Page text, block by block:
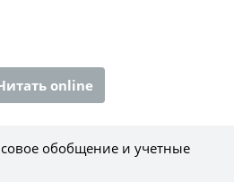
online
обобщение и учетные